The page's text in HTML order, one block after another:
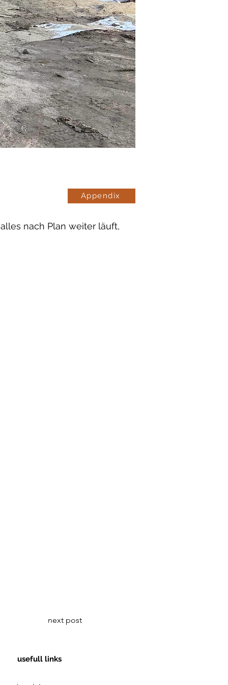
Appendix
nach Plan weiter läuft,
next post
usefull links